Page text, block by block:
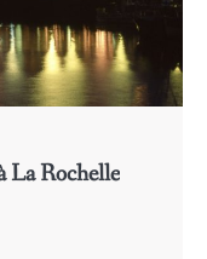
La Rochelle